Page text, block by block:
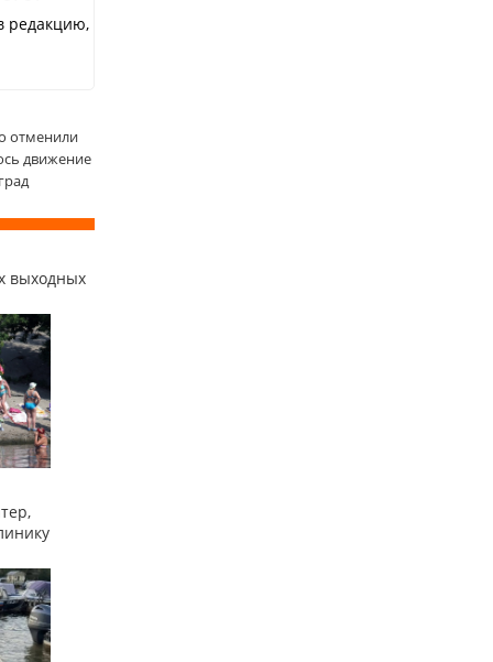
редакцию,
отменили
движение
выходных